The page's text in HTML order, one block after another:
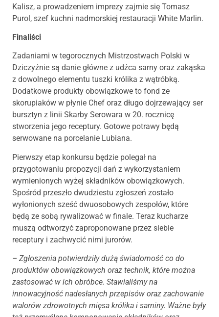
Kalisz, a prowadzeniem imprezy zajmie się Tomasz
Purol, szef kuchni nadmorskiej restauracji White Marlin.
Finaliści
Zadaniami w tegorocznych Mistrzostwach Polski w
Dziczyźnie są danie główne z udźca sarny oraz zakąska
z dowolnego elementu tuszki królika z wątróbką.
Dodatkowe produkty obowiązkowe to fond ze
skorupiaków w płynie Chef oraz długo dojrzewający ser
bursztyn z linii Skarby Serowara w 20. rocznicę
stworzenia jego receptury. Gotowe potrawy będą
serwowane na porcelanie Lubiana.
Pierwszy etap konkursu będzie polegał na
przygotowaniu propozycji dań z wykorzystaniem
wymienionych wyżej składników obowiązkowych.
Spośród przeszło dwudziestu zgłoszeń zostało
wyłonionych sześć dwuosobowych zespołów, które
będą ze sobą rywalizować w finale. Teraz kucharze
muszą odtworzyć zaproponowane przez siebie
receptury i zachwycić nimi jurorów.
– Zgłoszenia potwierdziły dużą świadomość co do
produktów obowiązkowych oraz technik, które można
zastosować w ich obróbce. Stawialiśmy na
innowacyjność nadesłanych przepisów oraz zachowanie
walorów zdrowotnych mięsa królika i sarniny. Ważne były